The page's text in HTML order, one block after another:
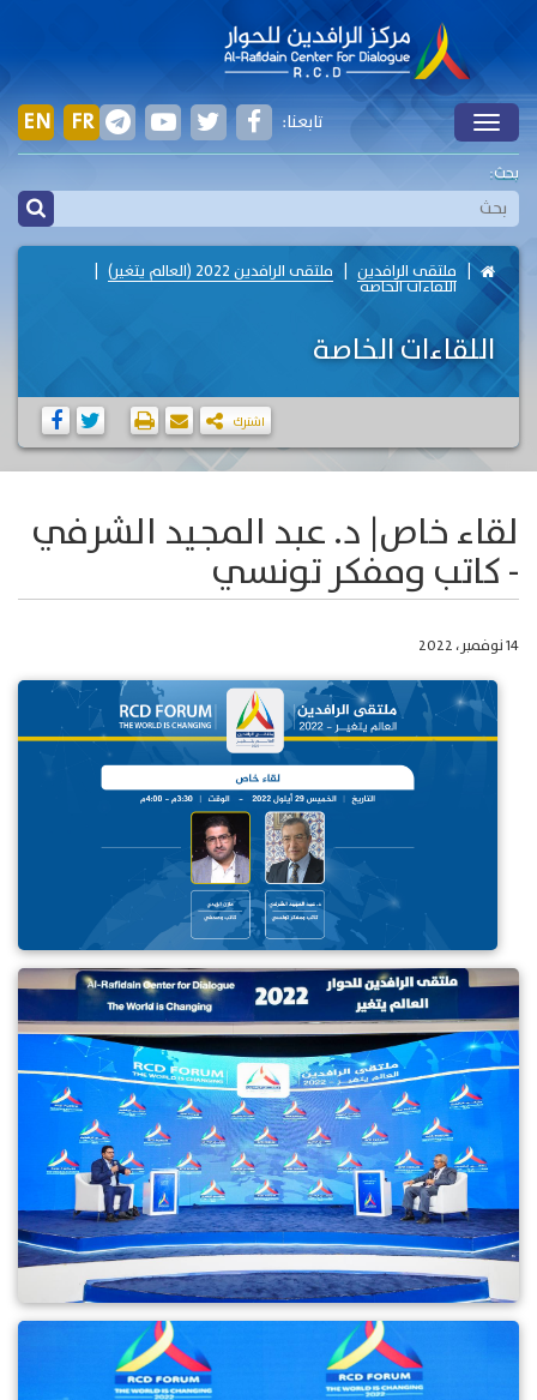
Toggle
EN FR تابعنا:
بحث:
ملتقى الرافدين ملتقى الرافدين 2022 (العالم يتغير)
اللقاءات الخاصة
اللقاءات الخاصة
اشترك
لقاء خاص| د. عبد المجيد الشرفي
- كاتب ومفكر تونسي
14 نوفمبر، 2022